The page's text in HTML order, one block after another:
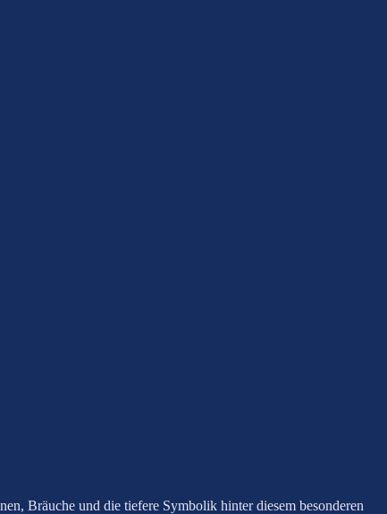
Bräuche und die tiefere Symbolik hinter diesem besonderen